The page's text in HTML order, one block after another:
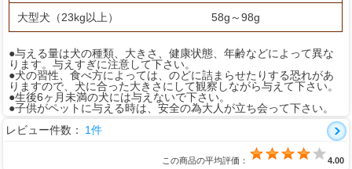
大型犬（23kg以上） 58g～98g
●与える量は犬の種類、大きさ、健康状態、年齢などによって異な
ります。与えすぎに注意して下さい。
●犬の習性、食べ方によっては、のどに詰まらせたりする恐れがあ
りますので、犬に合った大きさにして観察しながら与えて下さい。
●生後6ヶ月未満の犬には与えないで下さい。
●子供がペットに与える時は、安全の為大人が立ち会って下さい。
レビュー件数：
1件
この商品の平均評価： 4.00